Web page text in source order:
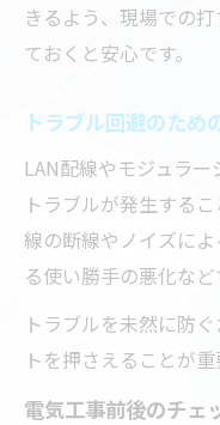
きるよう、現場での
ておくと安心です。
トラブル回避のため
LAN配線やモジュラ
トラブルが発生する
線の断線やノイズに
る使い勝手の悪化など
トラブルを未然に防
トを押さえることが重
電気工事前後のチェ